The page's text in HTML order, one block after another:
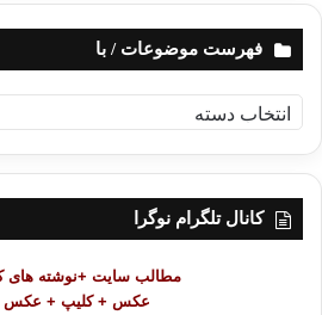
فهرست موضوعات / با
ه
ر
کانال تلگرام نوگرا
مطالب سایت +نوشته های
عکس + کلیپ + عکس